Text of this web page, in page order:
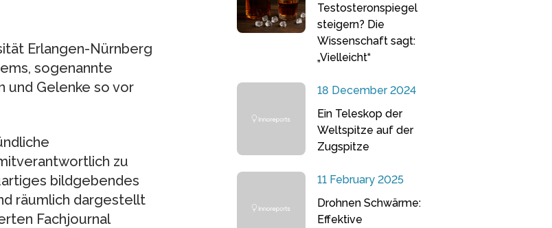
Erlangen-Nürnberg
sogenannte
und Gelenke so vor
zu
bildgebendes
räumlich dargestellt
Fachjournal
Testosteronspiegel
steigern? Die
Wissenschaft sagt:
„Vielleicht“
18 December 2024
Ein Teleskop der
Weltspitze auf der
Zugspitze
11 February 2025
Drohnen Schwärme:
Effektive